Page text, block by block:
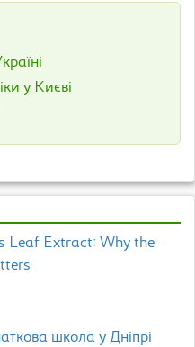
у Києві
Leaf Extract: Why the
школа у Дніпрі